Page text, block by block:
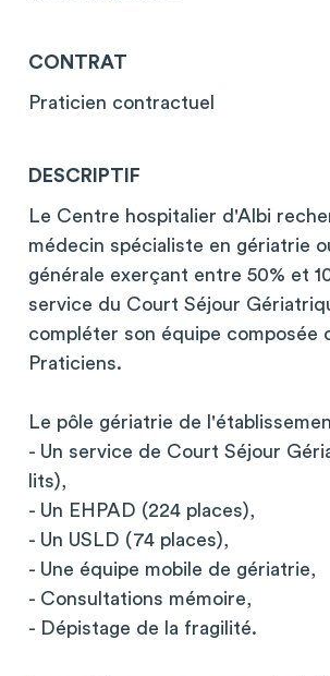
CONTRAT
Praticien contractuel
DESCRIPTIF
Le Centre hospitalier d'Albi
médecin spécialiste en gériatrie
générale exerçant entre 50% et
service du Court Séjour
compléter son équipe composée
Praticiens.
Le pôle gériatrie de
- Un service de Court Séjour
lits),
- Un EHPAD (224 places),
- Un USLD (74 places),
- Une équipe mobile de gériatrie,
- Consultations mémoire,
- Dépistage de la fragilité.